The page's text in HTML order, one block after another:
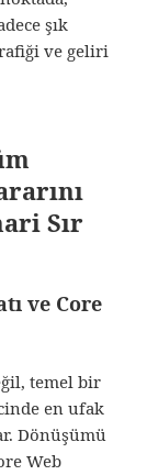
şık
ve geliri
Sır
ve Core
temel bir
en ufak
Dönüşümü
Web